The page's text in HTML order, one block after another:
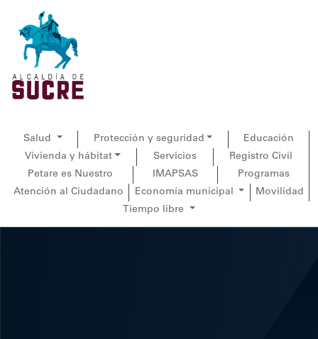
Salud Protección y seguridad
Educación
Vivienda y hábitat
Servicios
Registro Civil
Petare es Nuestro
IMAPSAS
Programas
Atención al Ciudadano
Economía municipal
Movilidad
Tiempo libre